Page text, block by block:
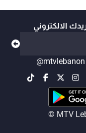
الالكتروني
@mtvlebanon
© MTV